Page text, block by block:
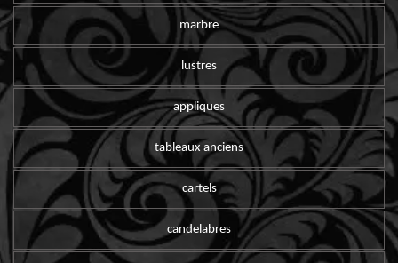
marbre
lustres
appliques
tableaux anciens
cartels
candelabres